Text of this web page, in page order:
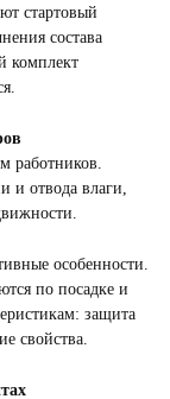
стартовый
состава
комплект
работников.
и отвода влаги,
особенности.
по посадке и
защита
свойства.